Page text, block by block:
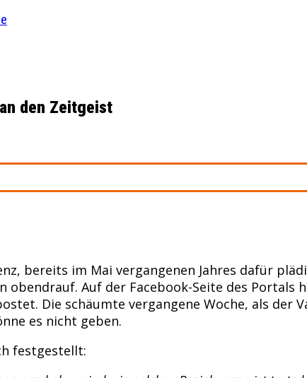
den Zeitgeist
bereits im Mai vergangenen Jahres dafür
Auf der Facebook-Seite des Portals
Die schäumte vergangene Woche, als der
es nicht geben.
festgestellt: